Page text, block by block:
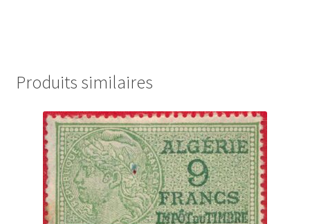
Produits similaires